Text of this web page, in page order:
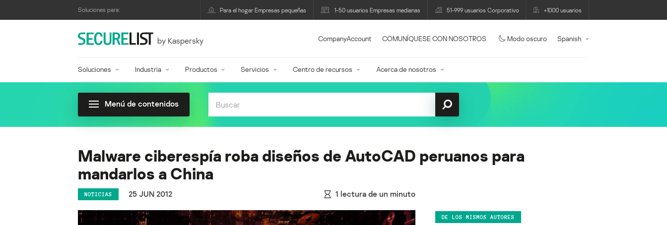
Soluciones para: Para el hogar Empresas pequeñas 1-50 usuarios Empresas medianas 51-999 usuarios Corporativo +1000 usuarios
by Kaspersky CompanyAccount COMUNÍQUESE CON NOSOTROS Modo oscuro Spanish
Soluciones Industria Productos Servicios Centro de recursos Acerca de nosotros
Menú de contenidos
Malware ciberespía roba diseños de AutoCAD peruanos para
mandarlos a China
NOTICIAS 25 JUN 2012 1 lectura de un minuto
DE LOS MISMOS AUTORES